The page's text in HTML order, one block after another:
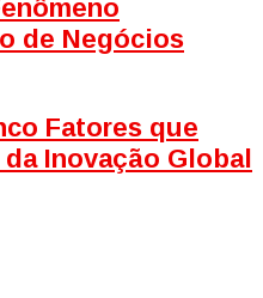
de Negócios
Fatores que
Inovação Global